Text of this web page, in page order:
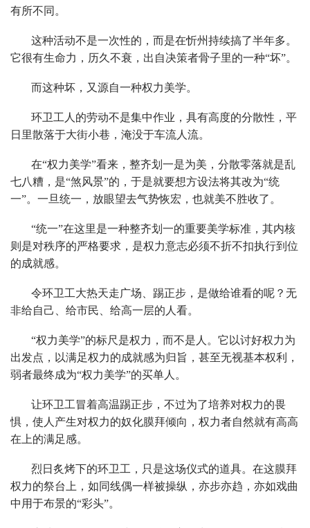
有所不同。
这种活动不是一次性的，而是在忻州持续搞了半年多。
它很有生命力，历久不衰，出自决策者骨子里的一种“坏”。
而这种坏，又源自一种权力美学。
环卫工人的劳动不是集中作业，具有高度的分散性，平
日里散落于大街小巷，淹没于车流人流。
在“权力美学”看来，整齐划一是为美，分散零落就是乱
七八糟，是“煞风景”的，于是就要想方设法将其改为“统
一”。一旦统一，放眼望去气势恢宏，也就美不胜收了。
“统一”在这里是一种整齐划一的重要美学标准，其内核
则是对秩序的严格要求，是权力意志必须不折不扣执行到位
的成就感。
令环卫工大热天走广场、踢正步，是做给谁看的呢？无
非给自己、给市民、给高一层的人看。
“权力美学”的标尺是权力，而不是人。它以讨好权力为
出发点，以满足权力的成就感为归旨，甚至无视基本权利，
弱者最终成为“权力美学”的买单人。
让环卫工冒着高温踢正步，不过为了培养对权力的畏
惧，使人产生对权力的奴化膜拜倾向，权力者自然就有高高
在上的满足感。
烈日炙烤下的环卫工，只是这场仪式的道具。在这膜拜
权力的祭台上，如同线偶一样被操纵，亦步亦趋，亦如戏曲
中用于布景的“彩头”。